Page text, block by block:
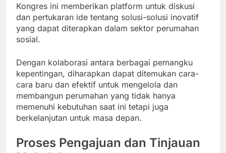
Kongres ini memberikan platform untuk diskusi
dan pertukaran ide tentang solusi-solusi inovatif
yang dapat diterapkan dalam sektor perumahan
sosial.
Dengan kolaborasi antara berbagai pemangku
kepentingan, diharapkan dapat ditemukan cara-
cara baru dan efektif untuk mengelola dan
membangun perumahan yang tidak hanya
memenuhi kebutuhan saat ini tetapi juga
berkelanjutan untuk masa depan.
Proses Pengajuan dan Tinjauan